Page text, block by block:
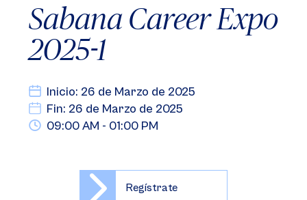
Sabana Career Expo
2025-1
Inicio: 26 de Marzo de 2025
Fin: 26 de Marzo de 2025
09:00 AM - 01:00 PM
Regístrate